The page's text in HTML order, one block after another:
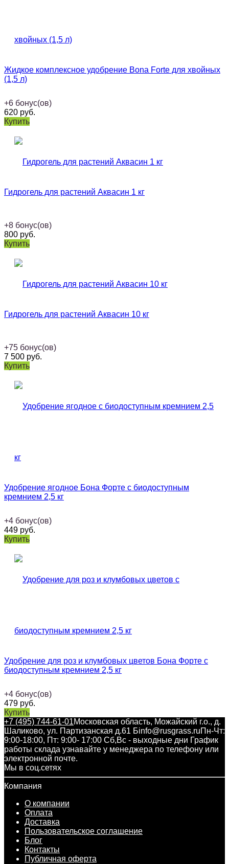
Жидкое комплексное удобрение Bona Forte для хвойных
(1,5 л)
+6 бонус(ов)
620 руб.
Купить
Гидрогель для растений Аквасин 1 кг
+8 бонус(ов)
800 руб.
Купить
Гидрогель для растений Аквасин 10 кг
+75 бонус(ов)
7 500 руб.
Купить
Удобрение ягодное Бона Форте с биодоступным
кремнием 2,5 кг
+4 бонус(ов)
449 руб.
Купить
Удобрение для роз и клумбовых цветов Бона Форте с
биодоступным кремнием 2,5 кг
+4 бонус(ов)
479 руб.
Купить
+7 (495) 744-61-01Московская область, Можайский г.о., д.
Шаликово, ул. Партизанская д.61 Бinfo@rusgrass.ruПн-Чт:
9:00-18:00, Пт: 9:00- 17:00 Сб,Вс - выходные дни График
работы склада узнавайте у менеджера по телефону или
электронной почте.
Мы в соц.сетях
Компания
О компании
Оплата
Доставка
Пользовательское соглашение
Блог
Контакты
Публичная оферта